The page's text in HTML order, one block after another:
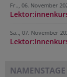
Fr.., 06. November
Sa.., 07. November
NAMENSTAGE